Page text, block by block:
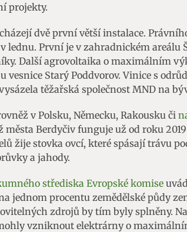
Používání přesných údajů o
Zajištění bezpečnosti, předcházení a
odstraňování chyb, Poskytování a
Ukládání a sdělování voleb ochrany
projekty.
dvě první větší instalace.
lednu. První je v zahradnickém areálu
Další agrovoltaika o maximálním
vesnice Starý Poddvorov. Vinice s
těžařská společnost MND na
v Polsku, Německu, Rakousku či
města Berdyčiv funguje už od roku
žije stovka ovcí, které spásají trávu
a jahody.
střediska Evropské komise
jednom procentu zemědělské půdy
zdrojů by tím byly splněny.
vzniknout elektrárny o